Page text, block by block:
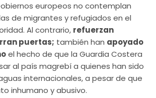
europeos no contemplan
de migrantes y refugiados en el
Al contrario, refuerzan
puertas; también han apoyado
el hecho de que la Guardia Costera
al país magrebí a quienes han sido
internacionales, a pesar de que
inhumano y abusivo.